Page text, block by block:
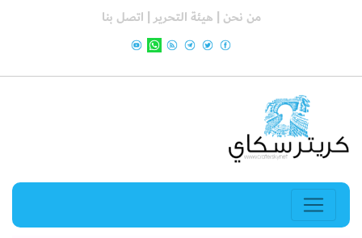
من نحن | هيئة التحرير | اتصل بنا